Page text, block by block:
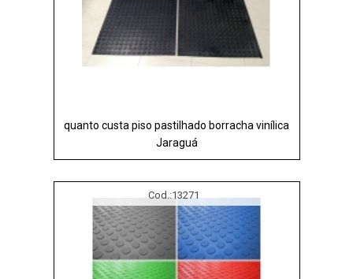
quanto custa piso pastilhado borracha vinílica
Jaraguá
Cod.:13271